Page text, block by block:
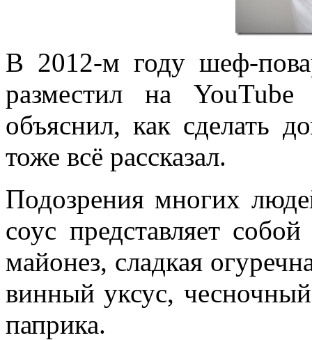
В 2012-м году шеф-
разместил на
объяснил, как сделать
тоже всё рассказал.
Подозрения многих
соус представляет
майонез, сладкая
винный уксус,
паприка.